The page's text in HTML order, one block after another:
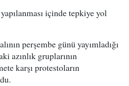
içinde tepkiye yol
perşembe günü yayımladığı
azınlık gruplarının
karşı protestoların